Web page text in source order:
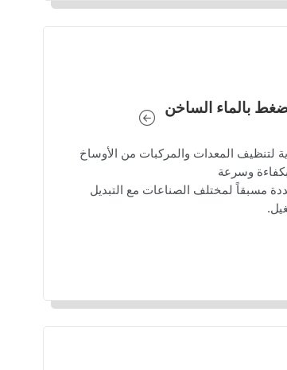
بالماء الساخن
لتنظيف المعدات والمركبات من الأوساخ
بكفاءة وسرعة
محددة مسبقاً لمختلف الصناعات مع التبديل